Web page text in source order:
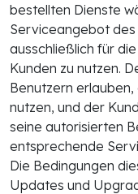
bestellten Dienste
Serviceangebot
ausschließlich für
Kunden zu nutzen.
Benutzern
nutzen, und der
seine autorisierten
entsprechende
Die Bedingungen
Updates und